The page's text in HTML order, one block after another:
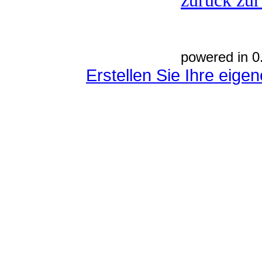
powered in
Erstellen Sie Ihre